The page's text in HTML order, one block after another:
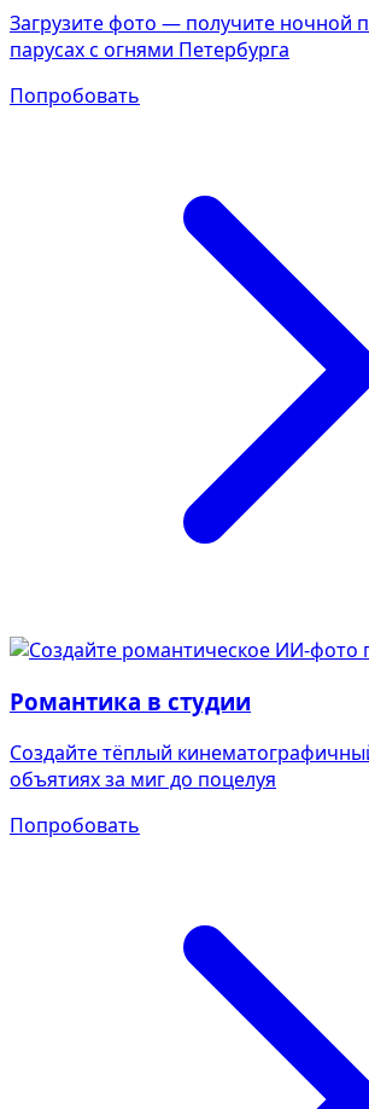
Загрузите фото — получите ночной
парусах с огнями Петербурга
Попробовать
Романтика в студии
Создайте тёплый
объятиях за миг до поцелуя
Попробовать